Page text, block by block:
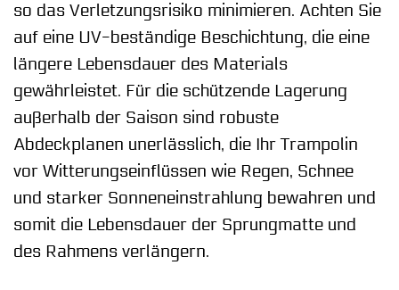
so das Verletzungsrisiko minimieren. Achten Sie
auf eine UV-beständige Beschichtung, die eine
längere Lebensdauer des Materials
gewährleistet. Für die schützende Lagerung
außerhalb der Saison sind robuste
Abdeckplanen unerlässlich, die Ihr Trampolin
vor Witterungseinflüssen wie Regen, Schnee
und starker Sonneneinstrahlung bewahren und
somit die Lebensdauer der Sprungmatte und
des Rahmens verlängern.